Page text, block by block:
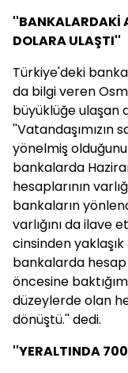
''BANKALARDAKİ
DOLARA ULAŞTI''
Türkiye'deki
da bilgi veren
büyüklüğe ulaşan
''Vatandaşımızın
yönelmiş
bankalarda
hesaplarının
bankaların
varlığını da ilave
cinsinden yaklaşık
bankalarda hesap
öncesine
düzeylerde olan
dönüştü.'' dedi.
''YERALTINDA